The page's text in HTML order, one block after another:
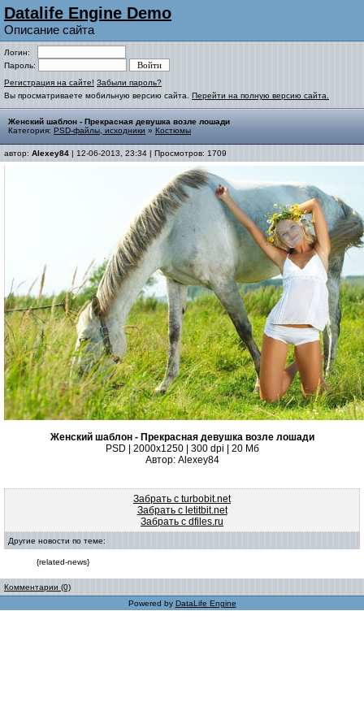
Datalife Engine Demo
Описание сайта
Логин:
Пароль:
Регистрация на сайте! Забыли пароль?
Вы просматриваете мобильную версию сайта. Перейти на полную версию сайта.
Женский шаблон - Прекрасная девушка возле лошади
Категория: PSD-файлы, исходники » Костюмы
автор: Alexey84 | 12-06-2013, 23:34 | Просмотров: 1709
Женский шаблон - Прекрасная девушка возле лошади
PSD | 2000x1250 | 300 dpi | 20 Мб
Автор: Alexey84
Забрать с turbobit.net
Забрать с letitbit.net
Забрать с dfiles.ru
Другие новости по теме:
{related-news}
Комментарии (0)
Powered by DataLife Engine